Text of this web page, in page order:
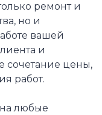
ремонт и
но и
вашей
и
сочетание цены,
работ.
любые